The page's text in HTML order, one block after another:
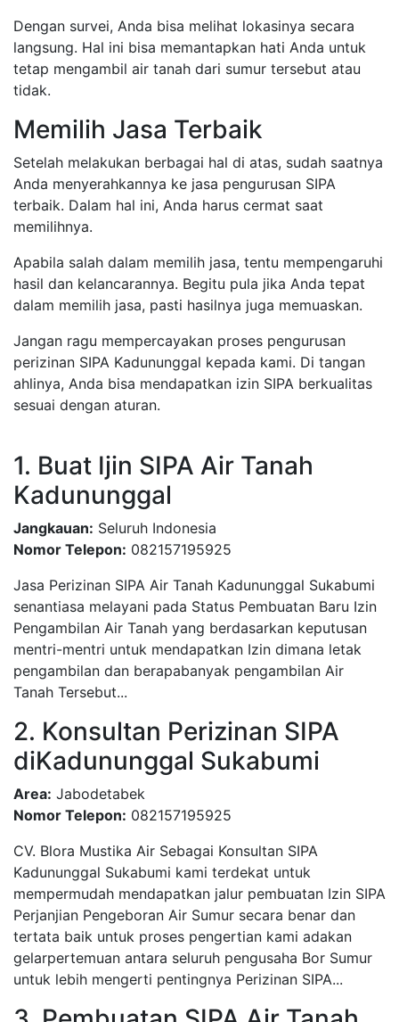
Dengan survei, Anda bisa melihat lokasinya secara
langsung. Hal ini bisa memantapkan hati Anda untuk
tetap mengambil air tanah dari sumur tersebut atau
tidak.
Memilih Jasa Terbaik
Setelah melakukan berbagai hal di atas, sudah saatnya
Anda menyerahkannya ke jasa pengurusan SIPA
terbaik. Dalam hal ini, Anda harus cermat saat
memilihnya.
Apabila salah dalam memilih jasa, tentu mempengaruhi
hasil dan kelancarannya. Begitu pula jika Anda tepat
dalam memilih jasa, pasti hasilnya juga memuaskan.
Jangan ragu mempercayakan proses pengurusan
perizinan SIPA Kadununggal kepada kami. Di tangan
ahlinya, Anda bisa mendapatkan izin SIPA berkualitas
sesuai dengan aturan.
1. Buat Ijin SIPA Air Tanah
Kadununggal
Jangkauan: Seluruh Indonesia
Nomor Telepon: 082157195925
Jasa Perizinan SIPA Air Tanah Kadununggal Sukabumi
senantiasa melayani pada Status Pembuatan Baru Izin
Pengambilan Air Tanah yang berdasarkan keputusan
mentri-mentri untuk mendapatkan Izin dimana letak
pengambilan dan berapabanyak pengambilan Air
Tanah Tersebut...
2. Konsultan Perizinan SIPA
diKadununggal Sukabumi
Area: Jabodetabek
Nomor Telepon: 082157195925
CV. Blora Mustika Air Sebagai Konsultan SIPA
Kadununggal Sukabumi kami terdekat untuk
mempermudah mendapatkan jalur pembuatan Izin SIPA
Perjanjian Pengeboran Air Sumur secara benar dan
tertata baik untuk proses pengertian kami adakan
gelarpertemuan antara seluruh pengusaha Bor Sumur
untuk lebih mengerti pentingnya Perizinan SIPA...